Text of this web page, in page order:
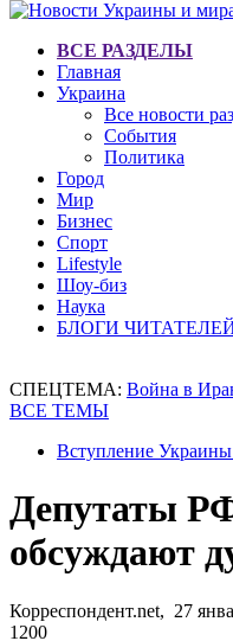
ВСЕ РАЗДЕЛЫ
Главная
Украина
Все новости
События
Политика
Город
Мир
Бизнес
Спорт
Lifestyle
Шоу-биз
Наука
БЛОГИ
СПЕЦТЕМА: Война в
ВСЕ ТЕМЫ
Вступление
Депутаты
обсуждают
Корреспондент.net, 27
1200